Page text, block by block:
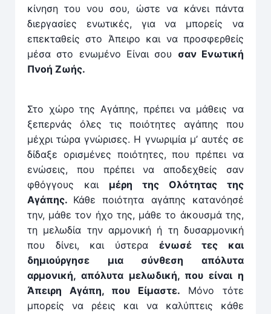
κίνηση του νου σου, ώστε να κάνει πάντα
διεργασίες ενωτικές, για να μπορείς να
επεκταθείς στο Άπειρο και να προσφερθείς
μέσα στο ενωμένο Είναι σου σαν Ενωτική
Πνοή Ζωής.
Στο χώρο της Αγάπης, πρέπει να μάθεις να
ξεπερνάς όλες τις ποιότητες αγάπης που
μέχρι τώρα γνώρισες. Η γνωριμία μ’ αυτές σε
δίδαξε ορισμένες ποιότητες, που πρέπει να
ενώσεις, που πρέπει να αποδεχθείς σαν
φθόγ­γους και μέρη της Ολότητας της
Αγάπης. Κάθε ποιότητα αγάπης κατανόησέ
την, μάθε τον ήχο της, μάθε το άκουσμά της,
τη μελωδία την αρμονική ή τη δυσαρμονική
που δίνει, και ύστερα ένωσέ τες και
δημιούργησε μια σύνθεση απόλυτα
αρμονική, απόλυτα μελωδική, που ­είναι η
Άπειρη Αγάπη, που Είμαστε. Μόνο τότε
μπορείς να ρέεις και να καλύπτεις κάθε